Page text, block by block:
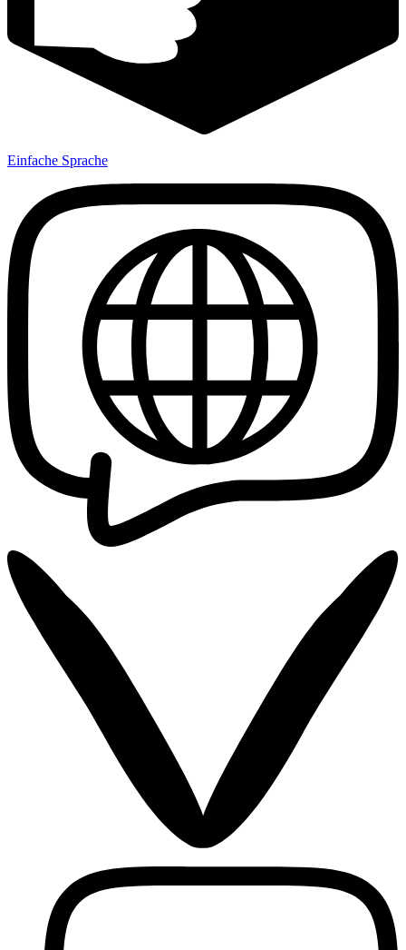
Einfache Sprache